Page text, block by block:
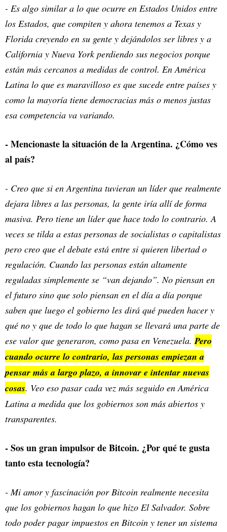
- Es algo similar a lo que ocurre en Estados Unidos entre
los Estados, que compiten y ahora tenemos a Texas y
Florida creyendo en su gente y dejándolos ser libres y a
California y Nueva York perdiendo sus negocios porque
están más cercanos a medidas de control. En América
Latina lo que es maravilloso es que sucede entre países y
como la mayoría tiene democracias más o menos justas
esa competencia va variando.
- Mencionaste la situación de la Argentina. ¿Cómo ves
al país?
- Creo que si en Argentina tuvieran un líder que realmente
dejara libres a las personas, la gente iría allí de forma
masiva. Pero tiene un líder que hace todo lo contrario. A
veces se tilda a estas personas de socialistas o capitalistas
pero creo que el debate está entre si quieren libertad o
regulación. Cuando las personas están altamente
reguladas simplemente se “van dejando”. No piensan en
el futuro sino que solo piensan en el día a día porque
saben que luego el gobierno les dirá qué pueden hacer y
qué no y que de todo lo que hagan se llevará una parte de
ese valor que generaron, como pasa en Venezuela.Pero
cuando ocurre lo contrario, las personas empiezan a
pensar más a largo plazo, a innovar e intentar nuevas
cosas. Veo eso pasar cada vez más seguido en América
Latina a medida que los gobiernos son más abiertos y
transparentes.
- Sos un gran impulsor de Bitcoin. ¿Por qué te gusta
tanto esta tecnología?
- Mi amor y fascinación por Bitcoin realmente necesita
que los gobiernos hagan lo que hizo El Salvador. Sobre
todo poder pagar impuestos en Bitcoin y tener un sistema